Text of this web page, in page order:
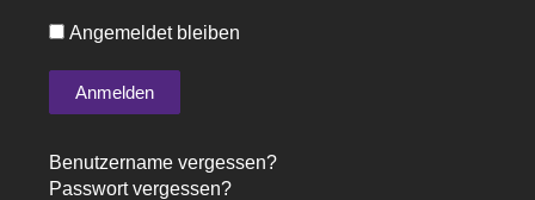
Angemeldet bleiben
Benutzername vergessen?
Passwort vergessen?